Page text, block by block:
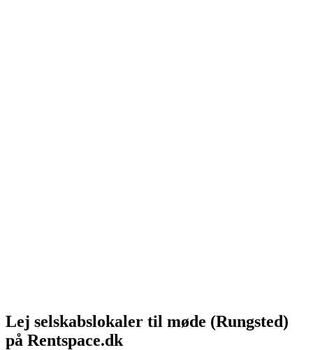
Lej selskabslokaler til møde (Rungsted)
på Rentspace.dk